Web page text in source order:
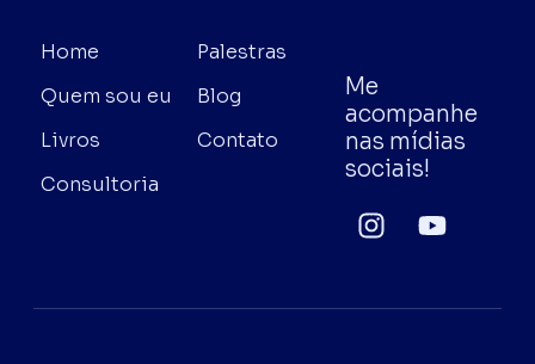
Home
Quem sou eu
Livros
Consultoria
Palestras
Blog
Contato
Me
acompanhe
nas mídias
sociais!